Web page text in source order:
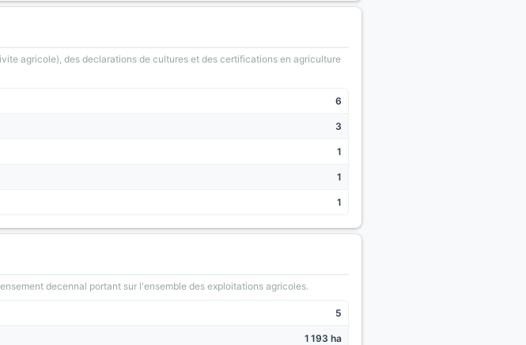
agricole), des declarations de cultures et des certifications en agriculture
6
3
1
1
1
decennal portant sur l'ensemble des exploitations agricoles.
5
1 193 ha